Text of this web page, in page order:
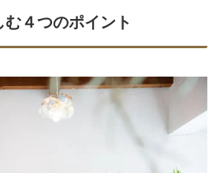
４つのポイント